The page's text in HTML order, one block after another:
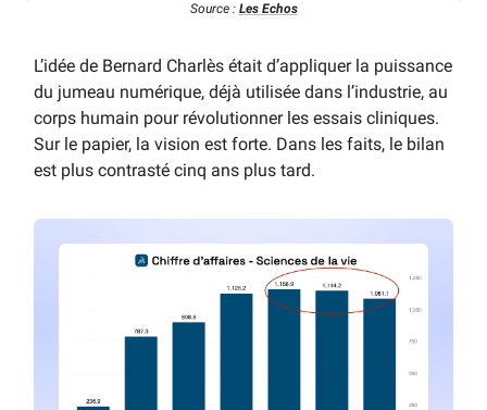
Source : Les Echos
L’idée de Bernard Charlès était d’appliquer la puissance
du jumeau numérique, déjà utilisée dans l’industrie, au
corps humain pour révolutionner les essais cliniques.
Sur le papier, la vision est forte. Dans les faits, le bilan
est plus contrasté cinq ans plus tard.